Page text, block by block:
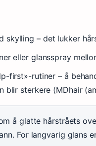
skylling – det lukker
eller glansspray
first»-rutiner – å
blir sterkere (MDhair
å glatte hårstråets
For langvarig glans